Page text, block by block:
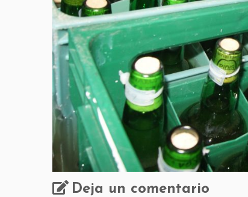
Deja un comentario